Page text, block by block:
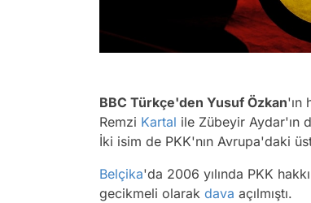
BBC Türkçe'den Yusuf Özkan'ın
Remzi Kartal ile Zübeyir Aydar'ın
İki isim de PKK'nın Avrupa'daki
Belçika'da 2006 yılında PKK
gecikmeli olarak dava açılmıştı.